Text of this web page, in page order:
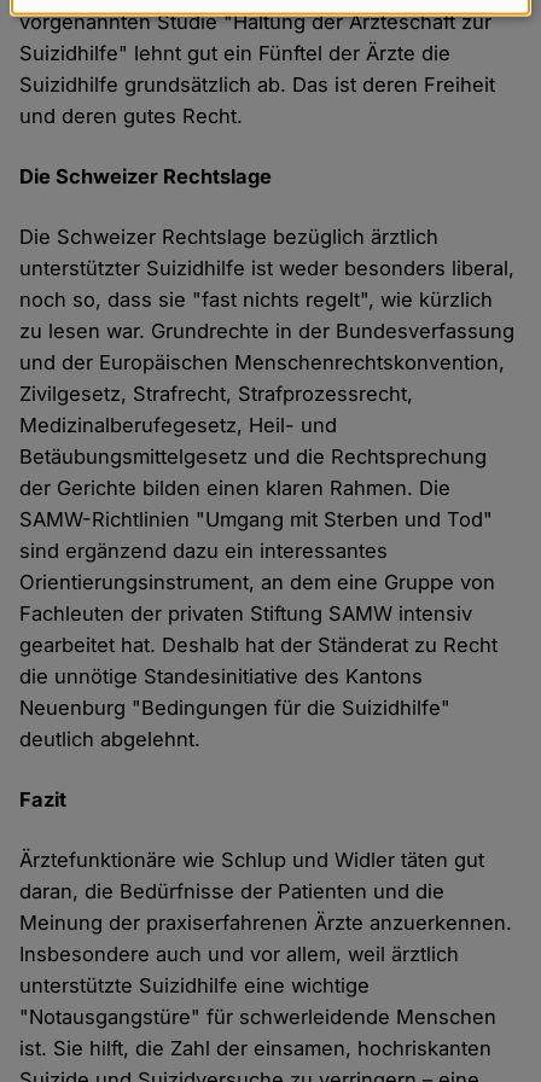
vorgenannten Studie "Haltung der Ärzteschaft zur
Suizidhilfe" lehnt gut ein Fünftel der Ärzte die
Suizidhilfe grundsätzlich ab. Das ist deren Freiheit
und deren gutes Recht.
Die Schweizer Rechtslage
Die Schweizer Rechtslage bezüglich ärztlich
unterstützter Suizidhilfe ist weder besonders liberal,
noch so, dass sie "fast nichts regelt", wie kürzlich
zu lesen war. Grundrechte in der Bundesverfassung
und der Europäischen Menschenrechtskonvention,
Zivilgesetz, Strafrecht, Strafprozessrecht,
Medizinalberufegesetz, Heil- und
Betäubungsmittelgesetz und die Rechtsprechung
der Gerichte bilden einen klaren Rahmen. Die
SAMW-Richtlinien "Umgang mit Sterben und Tod"
sind ergänzend dazu ein interessantes
Orientierungsinstrument, an dem eine Gruppe von
Fachleuten der privaten Stiftung SAMW intensiv
gearbeitet hat. Deshalb hat der Ständerat zu Recht
die unnötige Standesinitiative des Kantons
Neuenburg "Bedingungen für die Suizidhilfe"
deutlich abgelehnt.
Fazit
Ärztefunktionäre wie Schlup und Widler täten gut
daran, die Bedürfnisse der Patienten und die
Meinung der praxiserfahrenen Ärzte anzuerkennen.
Insbesondere auch und vor allem, weil ärztlich
unterstützte Suizidhilfe eine wichtige
"Notausgangstüre" für schwerleidende Menschen
ist. Sie hilft, die Zahl der einsamen, hochriskanten
Daten
und
Cookies